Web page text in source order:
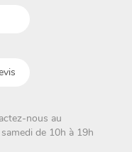
nous au
de 10h à 19h